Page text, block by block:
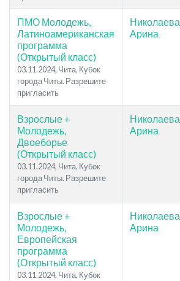
ПМО Молодежь,
Латиноамериканская
программа
(Открытый класс)
03.11.2024, Чита, Кубок
города Читы. Разрешите
пригласить
Николаева
Арина
Взрослые +
Молодежь,
Двоеборье
(Открытый класс)
03.11.2024, Чита, Кубок
города Читы. Разрешите
пригласить
Николаева
Арина
Взрослые +
Молодежь,
Европейская
программа
(Открытый класс)
03.11.2024, Чита, Кубок
Николаева
Арина